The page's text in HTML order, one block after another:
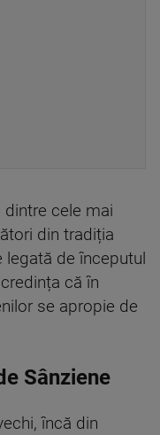
dintre cele mai
din tradiția
de începutul
că în
se apropie de
Sânziene
încă din